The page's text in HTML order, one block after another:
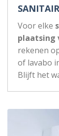
SANITAIR
Voor elke
plaatsing
rekenen
of lavabo
Blijft het